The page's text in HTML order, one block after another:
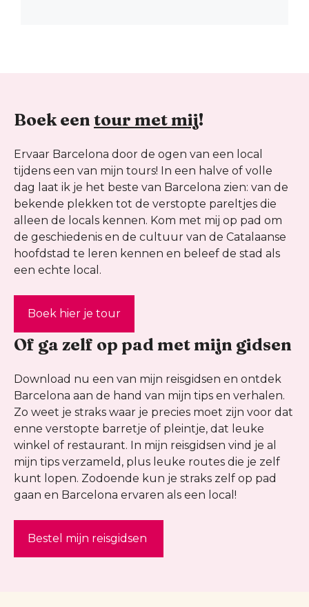
Boek een tour met mij!
Ervaar Barcelona door de ogen van een local
tijdens een van mijn tours! In een halve of volle
dag laat ik je het beste van Barcelona zien: van de
bekende plekken tot de verstopte pareltjes die
alleen de locals kennen. Kom met mij op pad om
de geschiedenis en de cultuur van de Catalaanse
hoofdstad te leren kennen en beleef de stad als
een echte local.
Boek hier je tour
Of ga zelf op pad met mijn gidsen
Download nu een van mijn reisgidsen en ontdek
Barcelona aan de hand van mijn tips en verhalen.
Zo weet je straks waar je precies moet zijn voor dat
enne verstopte barretje of pleintje, dat leuke
winkel of restaurant. In mijn reisgidsen vind je al
mijn tips verzameld, plus leuke routes die je zelf
kunt lopen. Zodoende kun je straks zelf op pad
gaan en Barcelona ervaren als een local!
Bestel mijn reisgidsen